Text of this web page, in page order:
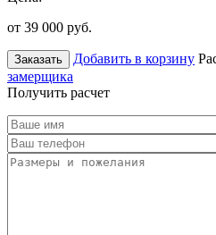
от 39 000 руб.
Заказать Добавить в корзину
замерщика
Получить расчет